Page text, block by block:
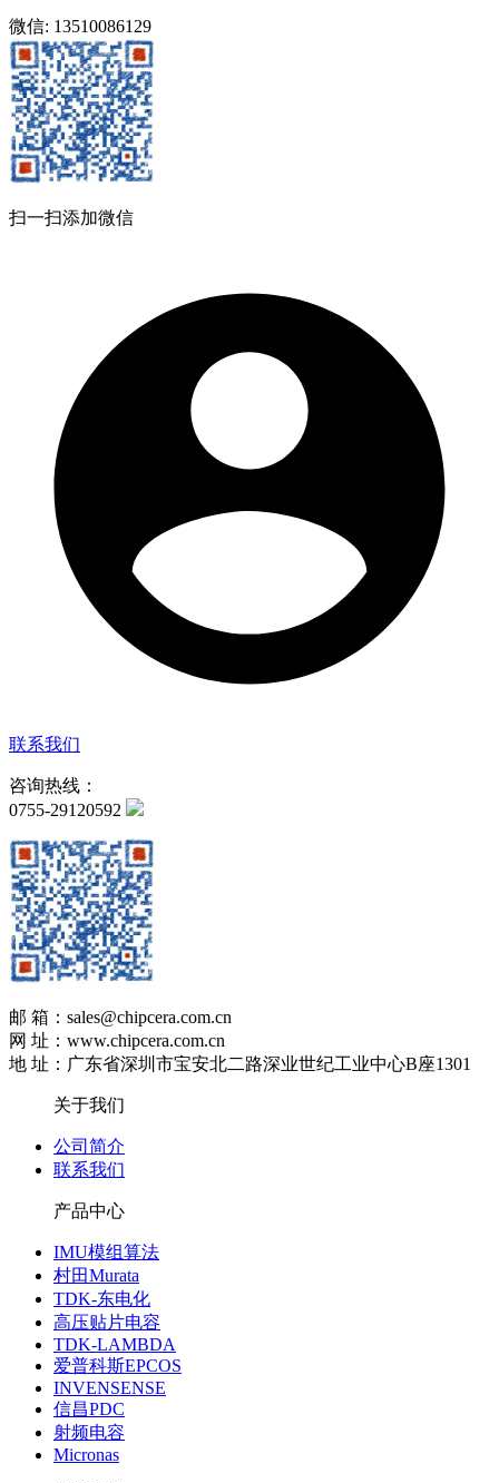
微信: 13510086129
扫一扫添加微信
联系我们
咨询热线：
0755-29120592
邮 箱：sales@chipcera.com.cn
网 址：www.chipcera.com.cn
地 址：广东省深圳市宝安北二路深业世纪工业中心B座1301
关于我们
公司简介
联系我们
产品中心
IMU模组算法
村田Murata
TDK-东电化
高压贴片电容
TDK-LAMBDA
爱普科斯EPCOS
INVENSENSE
信昌PDC
射频电容
Micronas